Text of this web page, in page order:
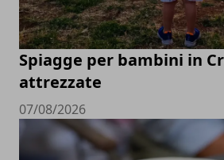
Spiagge per bambini in
attrezzate
07/08/2026